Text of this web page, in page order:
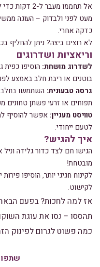
אל תחממו
מעט לפני ולבדוק – העוגה
כדקה אחרי.
לא רוצים ביצה? ניתן להחליף
וריאציות ושדרוגים
לשדרוג מושחת: הוסיפו
בוטנים או ריבת חלב באמצע
גרסה טבעונית: השתמשו בחלב
תפוחים או זרעי פשתן טחונים
טוויסט מעניין: אפשר להוסיף
לטעם ייחודי.
איך להגיש?
הגישו חם לצד כדור גלידה
מובטחת!
לקינוח חגיגי יותר, הוסיפו
לקישוט.
אז למה לחכות? בפעם
תהססו – נסו את עוגת
כמה פשוט לגרום לפינוק
שתפו